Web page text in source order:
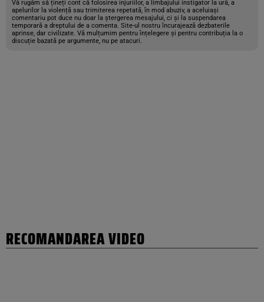
Vă rugăm să țineți cont că folosirea injuriilor, a limbajului instigator la ură, a
apelurilor la violență sau trimiterea repetată, în mod abuziv, a aceluiași
comentariu pot duce nu doar la ștergerea mesajului, ci și la suspendarea
temporară a dreptului de a comenta. Site-ul nostru încurajează dezbaterile
aprinse, dar civilizate. Vă mulțumim pentru înțelegere și pentru contribuția la o
discuție bazată pe argumente, nu pe atacuri.
RECOMANDAREA VIDEO